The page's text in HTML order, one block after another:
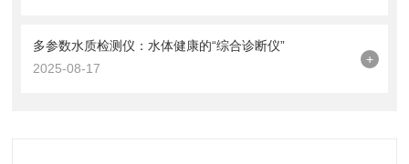
多参数水质检测仪：水体健康的“综合诊断仪”
2025-08-17
+